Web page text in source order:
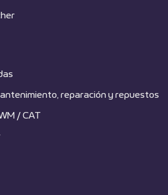
reparación y repuestos
/ CAT